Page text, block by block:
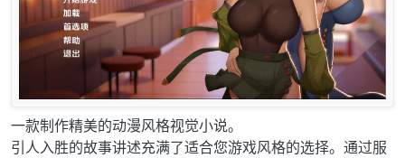
一款制作精美的动漫风格视觉小说。
引人入胜的故事讲述充满了适合您游戏风格的选择。通过服